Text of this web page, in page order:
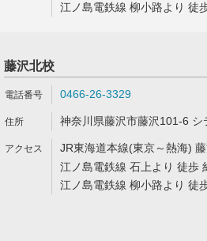
江ノ島電鉄線 柳小路より 徒
藤沢北校
0466-26-3329
神奈川県藤沢市藤沢101-6
JR東海道本線(東京～熱海)
江ノ島電鉄線 石上より 徒歩
江ノ島電鉄線 柳小路より 徒